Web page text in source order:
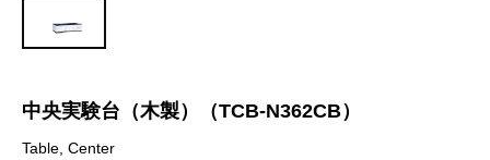
中央実験台（木製）（TCB-N362CB）
Table, Center